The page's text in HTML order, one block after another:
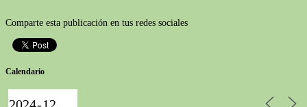
Comparte esta publicación en tus redes sociales
Calendario